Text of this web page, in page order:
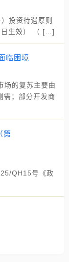
投资待遇原则
日生效） （ […]
临困境
场的复苏主要由
需；部分开发商
第
QH15号《政